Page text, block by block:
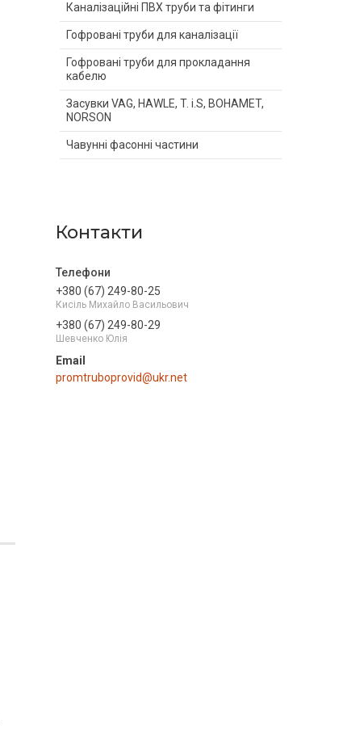
Каналізаційні ПВХ труби та фітинги
Гофровані труби для каналізації
Гофровані труби для прокладання
кабелю
Засувки VAG, HAWLE, T. i.S, BOHAMET,
NORSON
Чавунні фасонні частини
Контакти
+380 (67) 249-80-25
Кисіль Михайло Васильович
+380 (67) 249-80-29
Шевченко Юлія
promtruboprovid@ukr.net